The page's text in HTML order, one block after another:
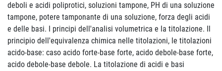
deboli e acidi poliprotici, soluzioni tampone, PH di una soluzione
tampone, potere tamponante di una soluzione, forza degli acidi
e delle basi. I principi dell'analisi volumetrica e la titolazione. Il
principio dell'equivalenza chimica nelle titolazioni, le titolazioni
acido-base: caso acido forte-base forte, acido debole-base forte,
acido debole-base debole. La titolazione di acidi e basi